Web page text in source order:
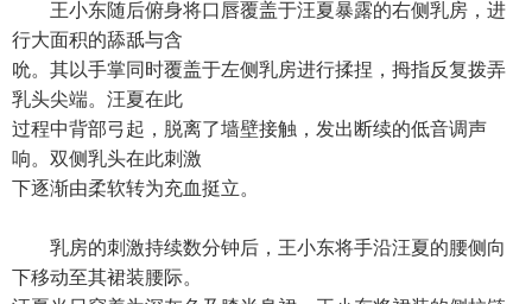
王小东随后俯身将口唇覆盖于汪夏暴露的右侧乳房，进
行大面积的舔舐与含
吮。其以手掌同时覆盖于左侧乳房进行揉捏，拇指反复拨弄
乳头尖端。汪夏在此
过程中背部弓起，脱离了墙壁接触，发出断续的低音调声
响。双侧乳头在此刺激
下逐渐由柔软转为充血挺立。
乳房的刺激持续数分钟后，王小东将手沿汪夏的腰侧向
下移动至其裙装腰际。